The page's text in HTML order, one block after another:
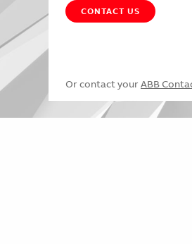
CONTACT US
Or contact your ABB